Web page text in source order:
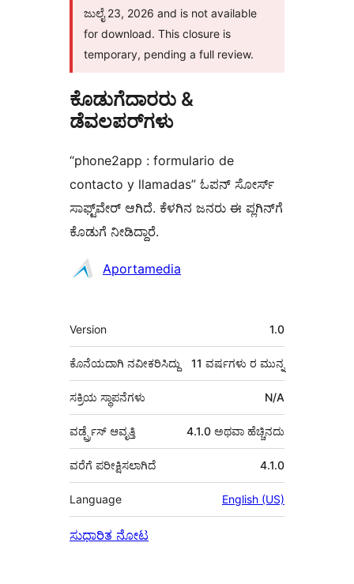
ಜುಲೈ 23, 2026 and is not available
for download. This closure is
temporary, pending a full review.
ಕೊಡುಗೆದಾರರು &
ಡೆವಲಪರ್‌ಗಳು
“phone2app : formulario de
contacto y llamadas” ಓಪನ್ ಸೋರ್ಸ್
ಸಾಫ್ಟ್‌ವೇರ್ ಆಗಿದೆ. ಕೆಳಗಿನ ಜನರು ಈ ಪ್ಲಗಿನ್‌ಗೆ
ಕೊಡುಗೆ ನೀಡಿದ್ದಾರೆ.
ಕೊಡುಗೆದಾರರು
Aportamedia
ಮೆಟಾ
Version 1.0
ಕೊನೆಯದಾಗಿ ನವೀಕರಿಸಿದ್ದು 11 ವರ್ಷಗಳು ರ ಮುನ್ನ
ಸಕ್ರಿಯ ಸ್ಥಾಪನೆಗಳು N/A
ವರ್ಡ್ಪ್ರೆಸ್ ಆವೃತ್ತಿ 4.1.0 ಅಥವಾ ಹೆಚ್ಚಿನದು
4.1.0
ವರೆಗೆ ಪರೀಕ್ಷಿಸಲಾಗಿದೆ
Language English (US)
ಸುಧಾರಿತ ನೋಟ